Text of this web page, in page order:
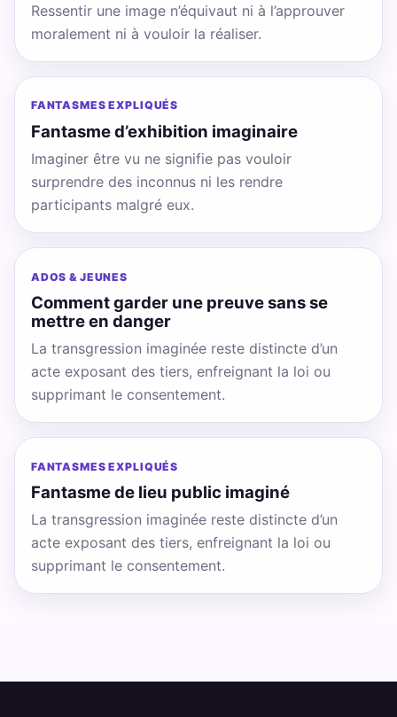
Ressentir une image n’équivaut ni à l’approuver
moralement ni à vouloir la réaliser.
FANTASMES EXPLIQUÉS
Fantasme d’exhibition imaginaire
Imaginer être vu ne signifie pas vouloir
surprendre des inconnus ni les rendre
participants malgré eux.
ADOS & JEUNES
Comment garder une preuve sans se
mettre en danger
La transgression imaginée reste distincte d’un
acte exposant des tiers, enfreignant la loi ou
supprimant le consentement.
FANTASMES EXPLIQUÉS
Fantasme de lieu public imaginé
La transgression imaginée reste distincte d’un
acte exposant des tiers, enfreignant la loi ou
supprimant le consentement.